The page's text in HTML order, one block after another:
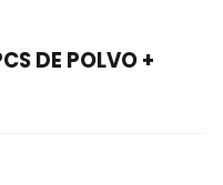
DE POLVO +